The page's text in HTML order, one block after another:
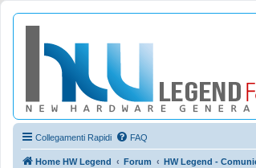
Collegamenti Rapidi FAQ
Home HW Legend Forum HW Legend -